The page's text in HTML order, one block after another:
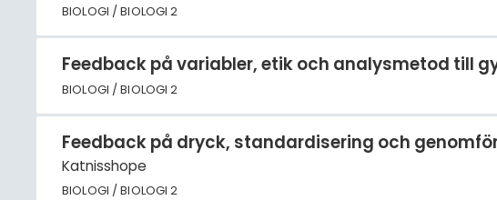
BIOLOGI / BIOLOGI 2
Feedback på variabler, etik och analysmetod till
BIOLOGI / BIOLOGI 2
Feedback på dryck, standardisering och
Katnisshope
BIOLOGI / BIOLOGI 2